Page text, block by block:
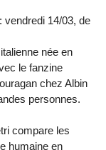
vendredi 14/03, de
née en
le fanzine
chez Albin
personnes.
compare les
humaine en